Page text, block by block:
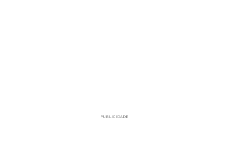
PUBLICIDADE